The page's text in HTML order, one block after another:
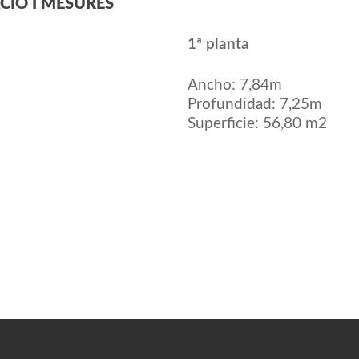
I MESURES
1ª planta
Ancho: 7,84m
Profundidad: 7,25m
Superficie: 56,80 m2